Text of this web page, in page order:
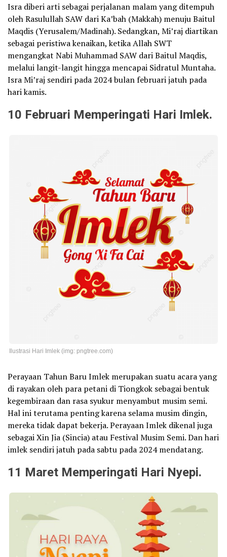
Isra diberi arti sebagai perjalanan malam yang ditempuh
oleh Rasulullah SAW dari Ka’bah (Makkah) menuju Baitul
Maqdis (Yerusalem/Madinah). Sedangkan, Mi’raj diartikan
sebagai peristiwa kenaikan, ketika Allah SWT
mengangkat Nabi Muhammad SAW dari Baitul Maqdis,
melalui langit-langit hingga mencapai Sidratul Muntaha.
Isra Mi’raj sendiri pada 2024 bulan februari jatuh pada
hari kamis.
10 Februari Memperingati Hari Imlek.
Ilustrasi Hari Imlek (img: pngtree.com)
Perayaan Tahun Baru Imlek merupakan suatu acara yang
di rayakan oleh para petani di Tiongkok sebagai bentuk
kegembiraan dan rasa syukur menyambut musim semi.
Hal ini terutama penting karena selama musim dingin,
mereka tidak dapat bekerja. Perayaan Imlek dikenal juga
sebagai Xin Jia (Sincia) atau Festival Musim Semi. Dan hari
imlek sendiri jatuh pada sabtu pada 2024 mendatang.
11 Maret Memperingati Hari Nyepi.